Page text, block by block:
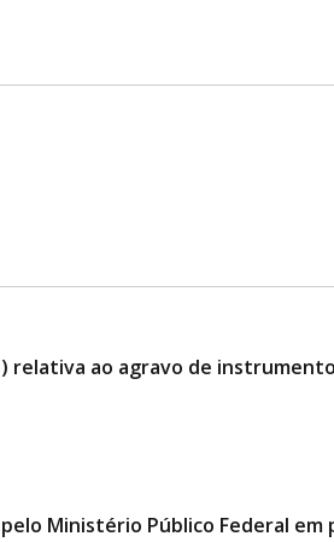
relativa ao agravo de
Ministério Público Federal